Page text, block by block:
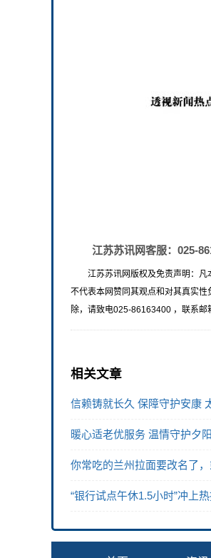
江苏苏讯网客服：025-
江苏苏讯网版权及免责声明：凡
不代表本网赞同其观点和对其真实
除，请致电025-86163400 ，联系邮
相关文章
信赖铸就长久 保障守护安康
暖心适老优服务 温情守护夕
你常吃的兰州拉面要改名了
“银行试点午休1.5小时”冲上